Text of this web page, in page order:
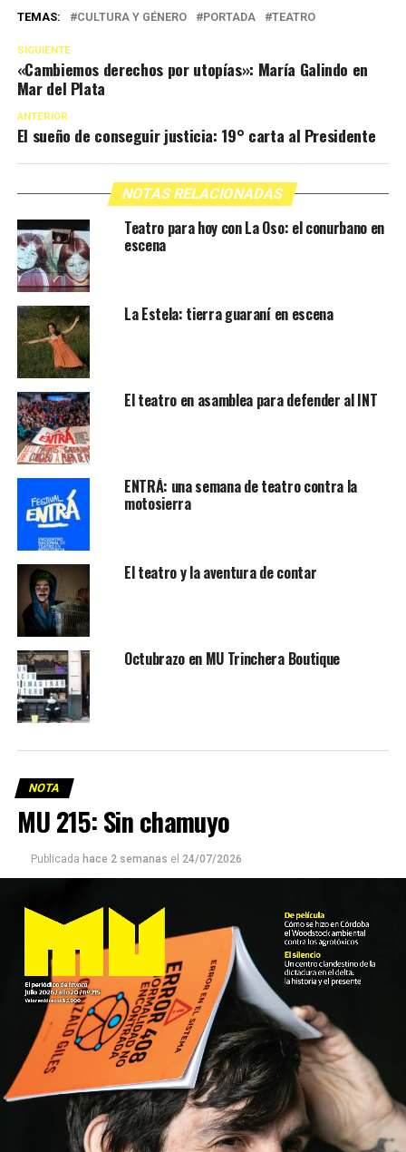
TEMAS: CULTURA Y GÉNERO PORTADA TEATRO
SIGUIENTE
«Cambiemos derechos por utopías»: María Galindo en
Mar del Plata
ANTERIOR
El sueño de conseguir justicia: 19° carta al Presidente
NOTAS RELACIONADAS
Teatro para hoy con La Oso: el conurbano en
escena
La Estela: tierra guaraní en escena
El teatro en asamblea para defender al INT
ENTRÁ: una semana de teatro contra la
motosierra
El teatro y la aventura de contar
Octubrazo en MU Trinchera Boutique
NOTA
MU 215: Sin chamuyo
Publicada hace 2 semanas el 24/07/2026